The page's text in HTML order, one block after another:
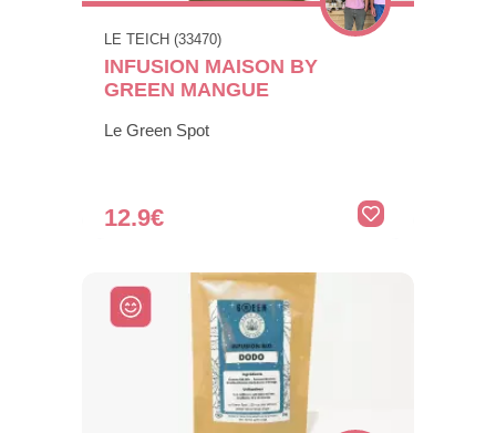
LE TEICH (33470)
INFUSION MAISON BY
GREEN MANGUE
Le Green Spot
12.9€